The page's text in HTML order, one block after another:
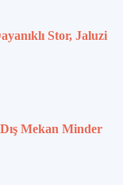
Stor, Jaluzi
Mekan Minder